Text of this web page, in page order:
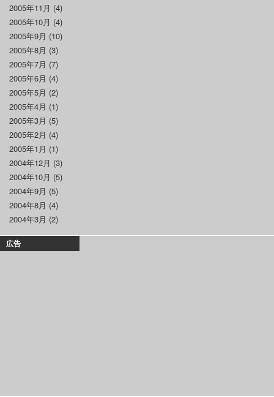
2005年11月 (4)
2005年10月 (4)
2005年9月 (10)
2005年8月 (3)
2005年7月 (7)
2005年6月 (4)
2005年5月 (2)
2005年4月 (1)
2005年3月 (5)
2005年2月 (4)
2005年1月 (1)
2004年12月 (3)
2004年10月 (5)
2004年9月 (5)
2004年8月 (4)
2004年3月 (2)
広告